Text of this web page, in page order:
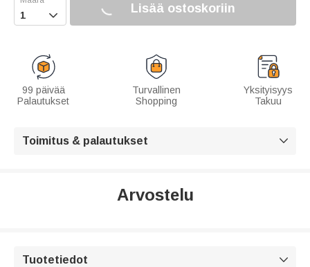
 Lisää ostoskoriin
99 päivää
Palautukset
Turvallinen
Shopping
Yksityisyys
Takuu
Toimitus & palautukset 
Arvostelu
Tuotetiedot 